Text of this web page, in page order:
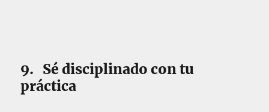
9. Sé disciplinado con tu
práctica